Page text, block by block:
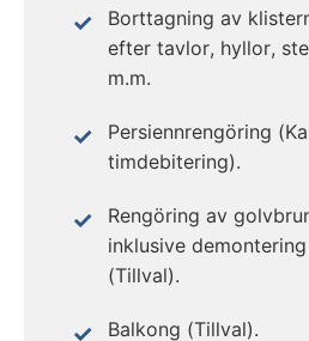
Borttagning av
efter tavlor, hyllor,
m.m.
Persiennrengöring
timdebitering).
Rengöring av
inklusive
(Tillval).
Balkong (Tillval).